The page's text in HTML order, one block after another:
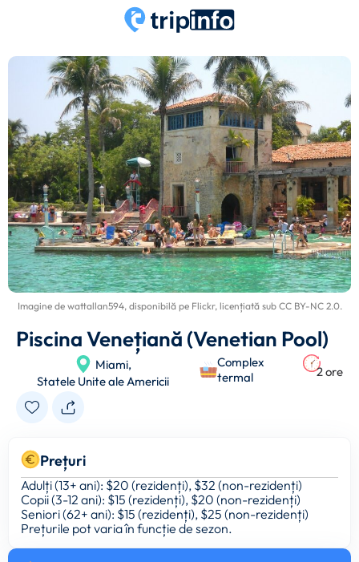
Imagine de wattallan594, disponibilă pe Flickr, licențiată sub CC BY-NC 2.0.
Piscina Venețiană (Venetian Pool)
Miami,
Statele Unite ale Americii
Complex
termal
2 ore
Prețuri
Adulți (13+ ani): $20 (rezidenți), $32 (non-rezidenți)
Copii (3-12 ani): $15 (rezidenți), $20 (non-rezidenți)
Seniori (62+ ani): $15 (rezidenți), $25 (non-rezidenți)
Prețurile pot varia în funcție de sezon.